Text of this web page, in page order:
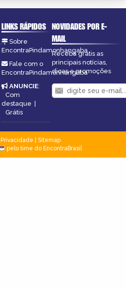
LINKS RÁPIDOS
Sobre
EncontraPindamonhangaba
Fale com o
EncontraPindamonhangaba
ANUNCIE:
Com
destaque |
Grátis
NOVIDADES POR E-
MAIL
Receba grátis as
principais notícias,
dicas e promoções
Privacidade
Sitemap
pelo time do EncontraBrasil